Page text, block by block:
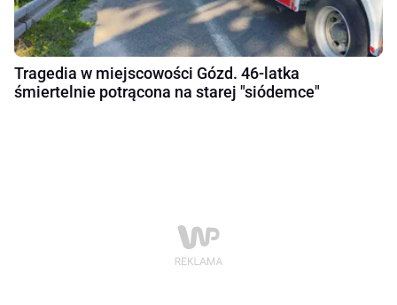
Tragedia w miejscowości Gózd. 46-latka
śmiertelnie potrącona na starej "siódemce"